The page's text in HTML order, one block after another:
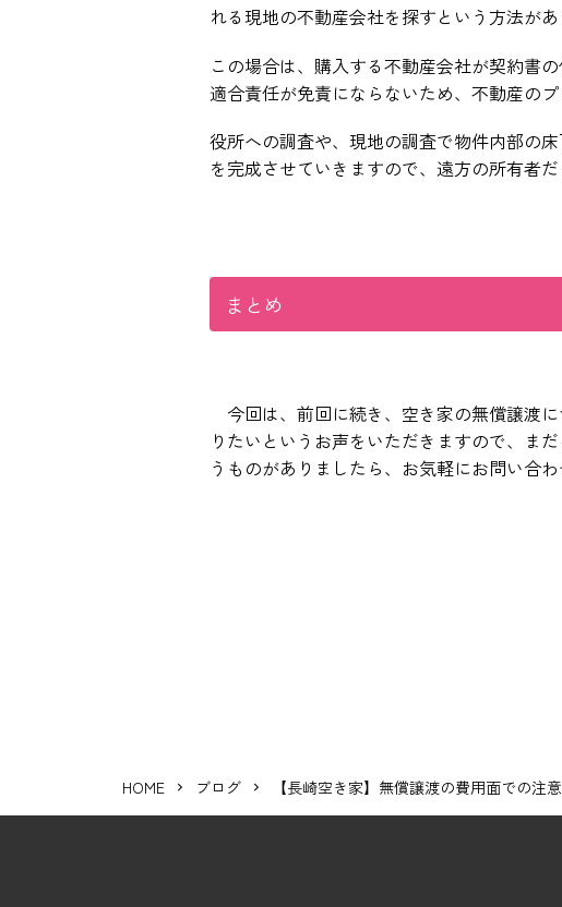
れる現地の不動産会社を探すという方法があ
この場合は、購入する不動産会社が契約書
適合責任が免責にならないため、不動産の
役所への調査や、現地の調査で物件内部の
を完成させていきますので、遠方の所有者
まとめ
今回は、前回に続き、空き家の無償譲渡
りたいというお声をいただきますので、ま
うものがありましたら、お気軽にお問い合
HOME ブログ 【長崎空き家】無償譲渡の費用面での注